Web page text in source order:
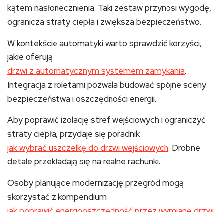
kątem nasłonecznienia. Taki zestaw przynosi wygodę,
ogranicza straty ciepła i zwiększa bezpieczeństwo.
W kontekście automatyki warto sprawdzić korzyści,
jakie oferują
drzwi z automatycznym systemem zamykania.
Integracja z roletami pozwala budować spójne sceny
bezpieczeństwa i oszczędności energii.
Aby poprawić izolację stref wejściowych i ograniczyć
straty ciepła, przydaje się poradnik
jak wybrać uszczelkę do drzwi wejściowych. Drobne
detale przekładają się na realne rachunki.
Osoby planujące modernizację przegród mogą
skorzystać z kompendium